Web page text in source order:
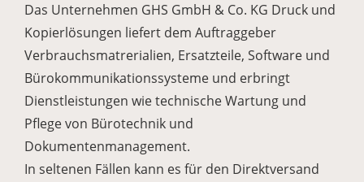
Das Unternehmen GHS GmbH & Co. KG Druck und
Kopierlösungen liefert dem Auftraggeber
Verbrauchsmatrerialien, Ersatzteile, Software und
Bürokommunikationssysteme und erbringt
Dienstleistungen wie technische Wartung und
Pflege von Bürotechnik und
Dokumentenmanagement.
In seltenen Fällen kann es für den Direktversand